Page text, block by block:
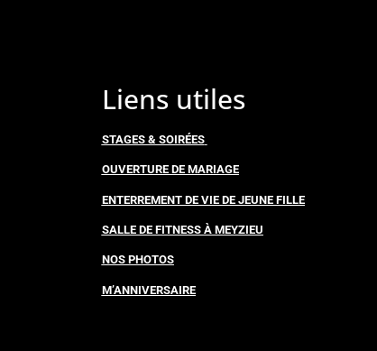
Liens utiles
STAGES & SOIRÉES
OUVERTURE DE MARIAGE
ENTERREMENT DE VIE DE JEUNE FILLE
SALLE DE FITNESS À MEYZIEU
NOS PHOTOS
M’ANNIVERSAIRE